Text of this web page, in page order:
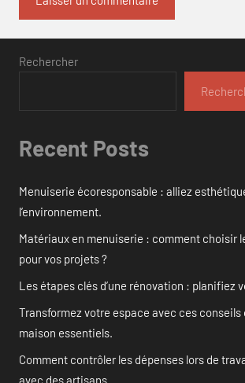
Rechercher
Recent Posts
Menuiserie écoresponsable : alliez
l’environnement.
Matériaux en menuiserie : comment choisir
pour vos projets ?
Les étapes clés d’une rénovation : planifiez
Transformez votre espace avec ces conseils
maison essentiels.
Comment contrôler les dépenses lors de
avec des artisans.